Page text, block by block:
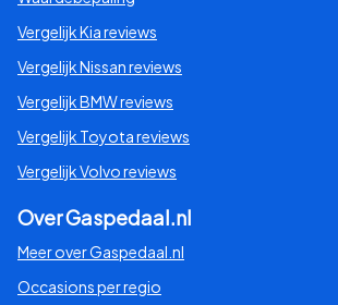
Vergelijk Kia reviews
Vergelijk Nissan reviews
Vergelijk BMW reviews
Vergelijk Toyota reviews
Vergelijk Volvo reviews
Over Gaspedaal.nl
Meer over Gaspedaal.nl
Occasions per regio